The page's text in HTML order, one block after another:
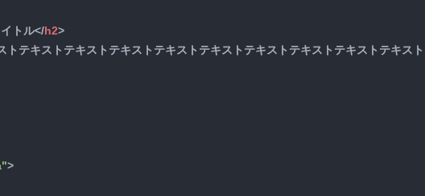
トル</h2>
トテキストテキストテキストテキストテキストテキストテキストテキストテキ
>